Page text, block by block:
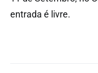
entrada é livre.